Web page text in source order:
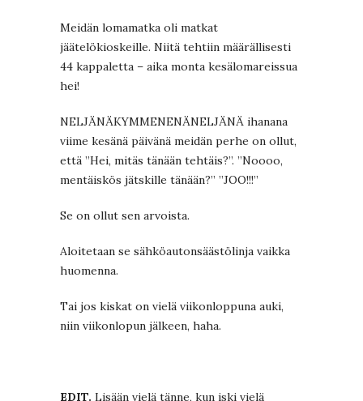
Meidän lomamatka oli matkat
jäätelökioskeille. Niitä tehtiin määrällisesti
44 kappaletta – aika monta kesälomareissua
hei!
NELJÄNÄKYMMENENÄNELJÄNÄ ihanana
viime kesänä päivänä meidän perhe on ollut,
että ”Hei, mitäs tänään tehtäis?”. ”Noooo,
mentäiskös jätskille tänään?” ”JOO!!!”
Se on ollut sen arvoista.
Aloitetaan se sähköautonsäästölinja vaikka
huomenna.
Tai jos kiskat on vielä viikonloppuna auki,
niin viikonlopun jälkeen, haha.
EDIT. Lisään vielä tänne, kun iski vielä